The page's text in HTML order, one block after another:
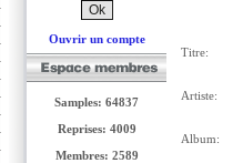
Ouvrir un compte
Samples: 64837
Reprises: 4009
Membres: 2589
Titre:
Artiste:
Album: